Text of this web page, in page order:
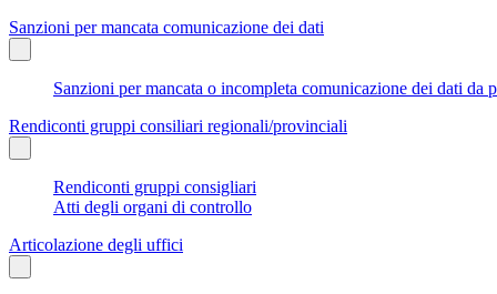
Sanzioni per mancata comunicazione dei dati
Sanzioni per mancata o incompleta comunicazione dei dati
Rendiconti gruppi consiliari regionali/provinciali
Rendiconti gruppi consigliari
Atti degli organi di controllo
Articolazione degli uffici